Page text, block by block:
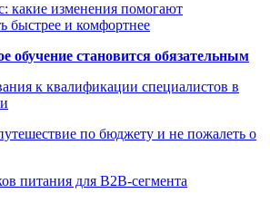
какие изменения помогают
быстрее и комфортнее
обучение становится обязательным
к квалификации специалистов в
по бюджету и не пожалеть о
питания для B2B-сегмента